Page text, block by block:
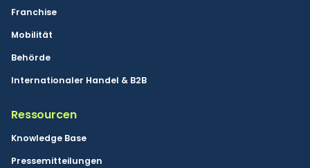
Franchise
Mobilität
Behörde
Internationaler Handel & B2B
Ressourcen
Knowledge Base
Pressemitteilungen